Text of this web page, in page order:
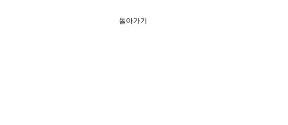
돌아가기